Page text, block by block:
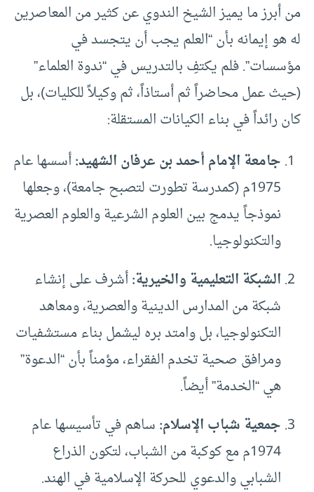
من أبرز ما يميز الشيخ الندوي عن كثير من المعاصرين
له هو إيمانه بأن “العلم يجب أن يتجسد في
مؤسسات”. فلم يكتفِ بالتدريس في “ندوة العلماء”
(حيث عمل محاضراً ثم أستاذاً، ثم وكيلاً للكليات)، بل
كان رائداً في بناء الكيانات المستقلة:
جامعة الإمام أحمد بن عرفان الشهيد:أسسها عام
1975م (كمدرسة تطورت لتصبح جامعة)، وجعلها
نموذجاً يدمج بين العلوم الشرعية والعلوم العصرية
والتكنولوجيا.
الشبكة التعليمية والخيرية:أشرف على إنشاء
شبكة من المدارس الدينية والعصرية، ومعاهد
التكنولوجيا، بل وامتد بره ليشمل بناء مستشفيات
ومرافق صحية تخدم الفقراء، مؤمناً بأن “الدعوة”
هي “الخدمة” أيضاً.
جمعية شباب الإسلام:ساهم في تأسيسها عام
1974م مع كوكبة من الشباب، لتكون الذراع
الشبابي والدعوي للحركة الإسلامية في الهند.